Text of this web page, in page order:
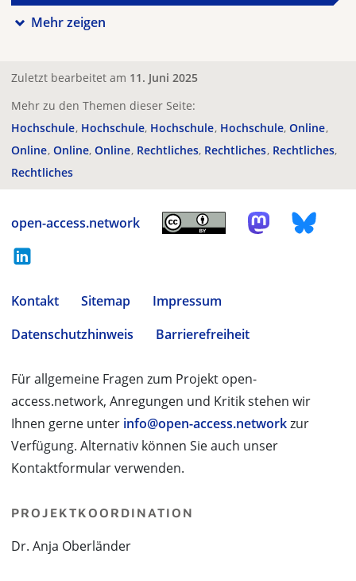
Mehr zeigen
Zuletzt bearbeitet am 11. Juni 2025
Mehr zu den Themen dieser Seite:
Hochschule Hochschule Hochschule Hochschule Online
Online Online Online Rechtliches Rechtliches Rechtliches
Rechtliches
open-access.network
Kontakt Sitemap
Impressum
Datenschutzhinweis
Barrierefreiheit
Für allgemeine Fragen zum Projekt open-
access.network, Anregungen und Kritik stehen wir
Ihnen gerne unter info@open-access.networkzur
Verfügung. Alternativ können Sie auch unser
Kontaktformular verwenden.
PROJEKTKOORDINATION
Dr. Anja Oberländer